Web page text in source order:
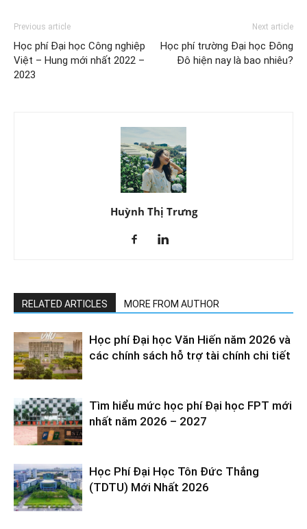
Previous article
Học phí Đại học Công nghiệp
Việt – Hung mới nhất 2022 –
2023
Next article
Học phí trường Đại học Đông
Đô hiện nay là bao nhiêu?
Huỳnh Thị Trưng
RELATED ARTICLES MORE FROM AUTHOR
Học phí Đại học Văn Hiến năm 2026 và
các chính sách hỗ trợ tài chính chi tiết
Tìm hiểu mức học phí Đại học FPT mới
nhất năm 2026 – 2027
Học Phí Đại Học Tôn Đức Thắng
(TDTU) Mới Nhất 2026